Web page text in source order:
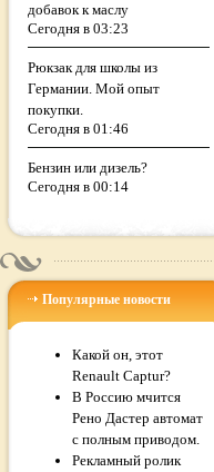
добавок к маслу
Сегодня в 03:23
Рюкзак для школы из
Германии. Мой опыт
покупки.
Сегодня в 01:46
Бензин или дизель?
Сегодня в 00:14
Популярные новости
Какой он, этот
Renault Captur?
В Россию мчится
Рено Дастер автомат
с полным приводом.
Рекламный ролик